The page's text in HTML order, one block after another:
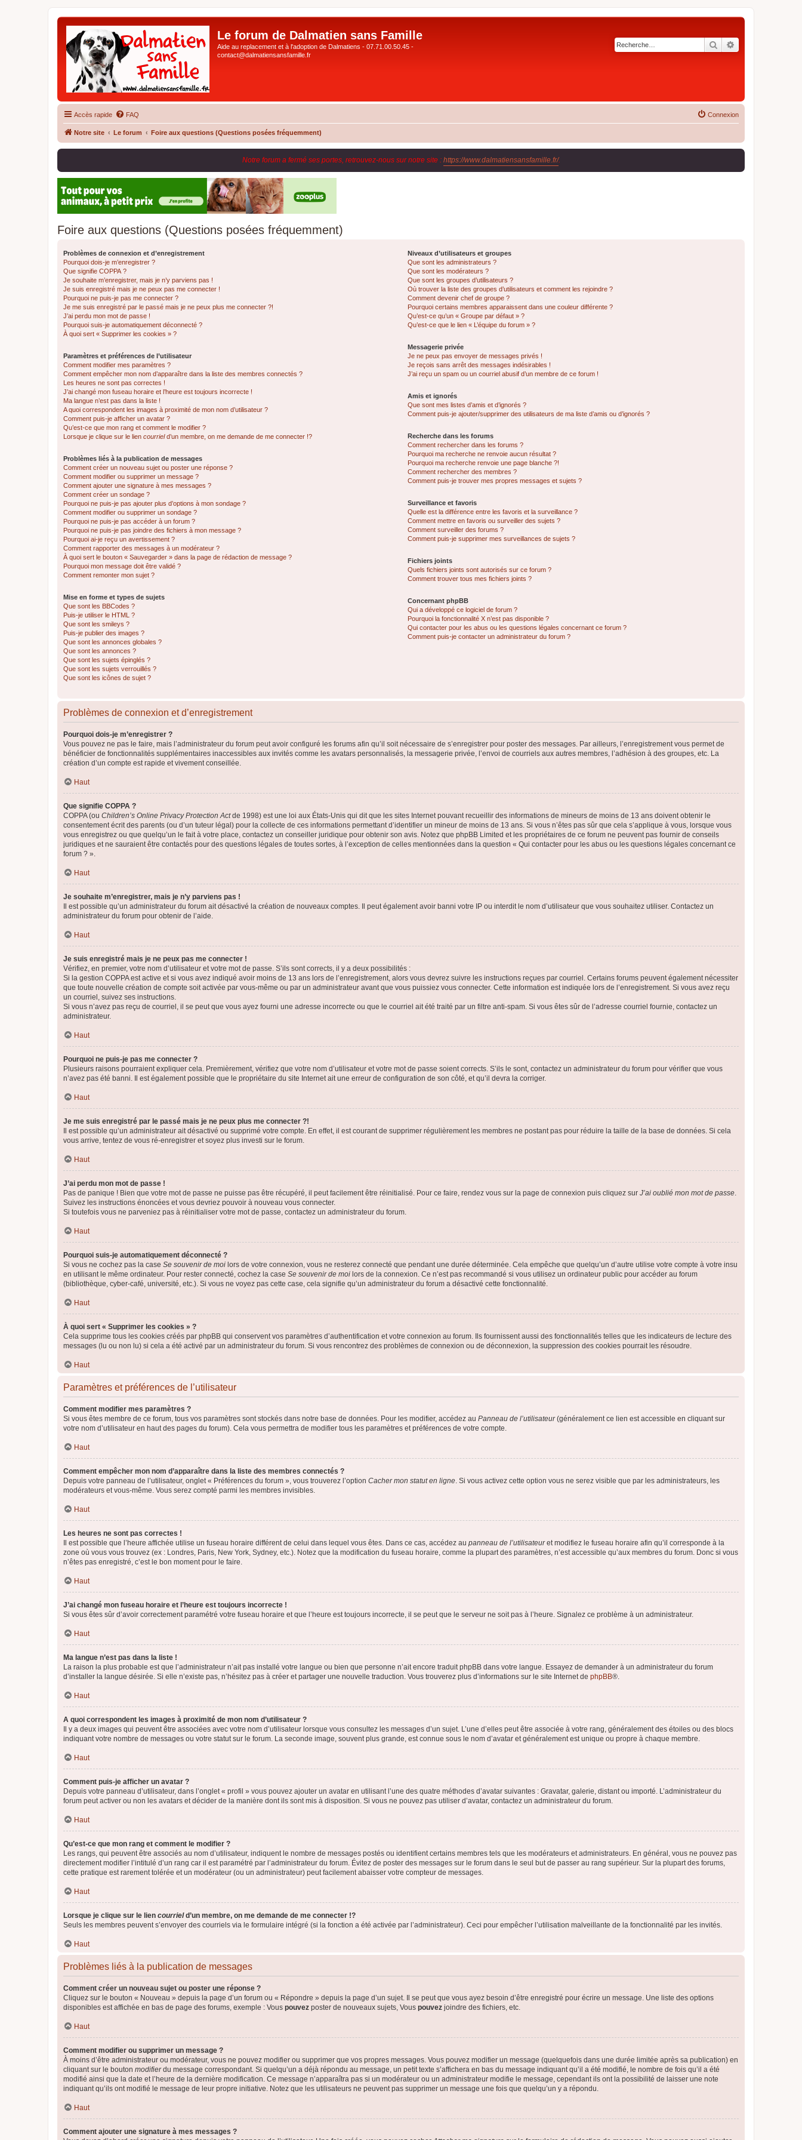
Le forum de Dalmatien sans Famille
Aide au replacement et à l'adoption de Dalmatiens - 07.71.00.50.45 -
contact@dalmatiensansfamille.fr
Rechercher
Accès rapide FAQ Connexion
Notre site Le forum Foire aux questions (Questions posées fréquemment)
Notre forum a fermé ses portes, retrouvez-nous sur notre site : https://www.dalmatiensansfamille.fr/.
Foire aux questions (Questions posées fréquemment)
Problèmes de connexion et d’enregistrement
Pourquoi dois-je m’enregistrer ?
Que signifie COPPA ?
Je souhaite m’enregistrer, mais je n’y parviens pas !
Je suis enregistré mais je ne peux pas me connecter !
Pourquoi ne puis-je pas me connecter ?
Je me suis enregistré par le passé mais je ne peux plus me connecter ?!
J’ai perdu mon mot de passe !
Pourquoi suis-je automatiquement déconnecté ?
À quoi sert « Supprimer les cookies » ?
Paramètres et préférences de l’utilisateur
Comment modifier mes paramètres ?
Comment empêcher mon nom d’apparaître dans la liste des membres connectés ?
Les heures ne sont pas correctes !
J’ai changé mon fuseau horaire et l’heure est toujours incorrecte !
Ma langue n’est pas dans la liste !
A quoi correspondent les images à proximité de mon nom d’utilisateur ?
Comment puis-je afficher un avatar ?
Qu’est-ce que mon rang et comment le modifier ?
Lorsque je clique sur le lien courrield’un membre, on me demande de me connecter !?
Problèmes liés à la publication de messages
Comment créer un nouveau sujet ou poster une réponse ?
Comment modifier ou supprimer un message ?
Comment ajouter une signature à mes messages ?
Comment créer un sondage ?
Pourquoi ne puis-je pas ajouter plus d’options à mon sondage ?
Comment modifier ou supprimer un sondage ?
Pourquoi ne puis-je pas accéder à un forum ?
Pourquoi ne puis-je pas joindre des fichiers à mon message ?
Pourquoi ai-je reçu un avertissement ?
Comment rapporter des messages à un modérateur ?
À quoi sert le bouton « Sauvegarder » dans la page de rédaction de message ?
Pourquoi mon message doit être validé ?
Comment remonter mon sujet ?
Mise en forme et types de sujets
Que sont les BBCodes ?
Puis-je utiliser le HTML ?
Que sont les smileys ?
Puis-je publier des images ?
Que sont les annonces globales ?
Que sont les annonces ?
Que sont les sujets épinglés ?
Que sont les sujets verrouillés ?
Que sont les icônes de sujet ?
Niveaux d’utilisateurs et groupes
Que sont les administrateurs ?
Que sont les modérateurs ?
Que sont les groupes d’utilisateurs ?
Où trouver la liste des groupes d’utilisateurs et comment les rejoindre ?
Comment devenir chef de groupe ?
Pourquoi certains membres apparaissent dans une couleur différente ?
Qu’est-ce qu’un « Groupe par défaut » ?
Qu’est-ce que le lien « L’équipe du forum » ?
Messagerie privée
Je ne peux pas envoyer de messages privés !
Je reçois sans arrêt des messages indésirables !
J’ai reçu un spam ou un courriel abusif d’un membre de ce forum !
Amis et ignorés
Que sont mes listes d’amis et d’ignorés ?
Comment puis-je ajouter/supprimer des utilisateurs de ma liste d’amis ou d’ignorés ?
Recherche dans les forums
Comment rechercher dans les forums ?
Pourquoi ma recherche ne renvoie aucun résultat ?
Pourquoi ma recherche renvoie une page blanche ?!
Comment rechercher des membres ?
Comment puis-je trouver mes propres messages et sujets ?
Surveillance et favoris
Quelle est la différence entre les favoris et la surveillance ?
Comment mettre en favoris ou surveiller des sujets ?
Comment surveiller des forums ?
Comment puis-je supprimer mes surveillances de sujets ?
Fichiers joints
Quels fichiers joints sont autorisés sur ce forum ?
Comment trouver tous mes fichiers joints ?
Concernant phpBB
Qui a développé ce logiciel de forum ?
Pourquoi la fonctionnalité X n’est pas disponible ?
Qui contacter pour les abus ou les questions légales concernant ce forum ?
Comment puis-je contacter un administrateur du forum ?
Problèmes de connexion et d’enregistrement
Pourquoi dois-je m’enregistrer ?
Vous pouvez ne pas le faire, mais l’administrateur du forum peut avoir configuré les forums afin qu’il soit nécessaire de s’enregistrer pour poster des messages. Par ailleurs, l’enregistrement vous permet de
bénéficier de fonctionnalités supplémentaires inaccessibles aux invités comme les avatars personnalisés, la messagerie privée, l’envoi de courriels aux autres membres, l’adhésion à des groupes, etc. La
création d’un compte est rapide et vivement conseillée.
Haut
Que signifie COPPA ?
COPPA (ou Children’s Online Privacy Protection Actde 1998) est une loi aux États-Unis qui dit que les sites Internet pouvant recueillir des informations de mineurs de moins de 13 ans doivent obtenir le
consentement écrit des parents (ou d’un tuteur légal) pour la collecte de ces informations permettant d’identifier un mineur de moins de 13 ans. Si vous n’êtes pas sûr que cela s’applique à vous, lorsque vous
vous enregistrez ou que quelqu’un le fait à votre place, contactez un conseiller juridique pour obtenir son avis. Notez que phpBB Limited et les propriétaires de ce forum ne peuvent pas fournir de conseils
juridiques et ne sauraient être contactés pour des questions légales de toutes sortes, à l’exception de celles mentionnées dans la question « Qui contacter pour les abus ou les questions légales concernant ce
forum ? ».
Haut
Je souhaite m’enregistrer, mais je n’y parviens pas !
Il est possible qu’un administrateur du forum ait désactivé la création de nouveaux comptes. Il peut également avoir banni votre IP ou interdit le nom d’utilisateur que vous souhaitez utiliser. Contactez un
administrateur du forum pour obtenir de l’aide.
Haut
Je suis enregistré mais je ne peux pas me connecter !
Vérifiez, en premier, votre nom d’utilisateur et votre mot de passe. S’ils sont corrects, il y a deux possibilités :
Si la gestion COPPA est active et si vous avez indiqué avoir moins de 13 ans lors de l’enregistrement, alors vous devrez suivre les instructions reçues par courriel. Certains forums peuvent également nécessiter
que toute nouvelle création de compte soit activée par vous-même ou par un administrateur avant que vous puissiez vous connecter. Cette information est indiquée lors de l’enregistrement. Si vous avez reçu
un courriel, suivez ses instructions.
Si vous n’avez pas reçu de courriel, il se peut que vous ayez fourni une adresse incorrecte ou que le courriel ait été traité par un filtre anti-spam. Si vous êtes sûr de l’adresse courriel fournie, contactez un
administrateur.
Haut
Pourquoi ne puis-je pas me connecter ?
Plusieurs raisons pourraient expliquer cela. Premièrement, vérifiez que votre nom d’utilisateur et votre mot de passe soient corrects. S’ils le sont, contactez un administrateur du forum pour vérifier que vous
n’avez pas été banni. Il est également possible que le propriétaire du site Internet ait une erreur de configuration de son côté, et qu’il devra la corriger.
Haut
Je me suis enregistré par le passé mais je ne peux plus me connecter ?!
Il est possible qu’un administrateur ait désactivé ou supprimé votre compte. En effet, il est courant de supprimer régulièrement les membres ne postant pas pour réduire la taille de la base de données. Si cela
vous arrive, tentez de vous ré-enregistrer et soyez plus investi sur le forum.
Haut
J’ai perdu mon mot de passe !
Pas de panique ! Bien que votre mot de passe ne puisse pas être récupéré, il peut facilement être réinitialisé. Pour ce faire, rendez vous sur la page de connexion puis cliquez sur J’ai oublié mon mot de passe.
Suivez les instructions énoncées et vous devriez pouvoir à nouveau vous connecter.
Si toutefois vous ne parveniez pas à réinitialiser votre mot de passe, contactez un administrateur du forum.
Haut
Pourquoi suis-je automatiquement déconnecté ?
Si vous ne cochez pas la case Se souvenir de moi lors de votre connexion, vous ne resterez connecté que pendant une durée déterminée. Cela empêche que quelqu’un d’autre utilise votre compte à votre insu
en utilisant le même ordinateur. Pour rester connecté, cochez la case Se souvenir de moi lors de la connexion. Ce n’est pas recommandé si vous utilisez un ordinateur public pour accéder au forum
(bibliothèque, cyber-café, université, etc.). Si vous ne voyez pas cette case, cela signifie qu’un administrateur du forum a désactivé cette fonctionnalité.
Haut
À quoi sert « Supprimer les cookies » ?
Cela supprime tous les cookies créés par phpBB qui conservent vos paramètres d’authentification et votre connexion au forum. Ils fournissent aussi des fonctionnalités telles que les indicateurs de lecture des
messages (lu ou non lu) si cela a été activé par un administrateur du forum. Si vous rencontrez des problèmes de connexion ou de déconnexion, la suppression des cookies pourrait les résoudre.
Haut
Paramètres et préférences de l’utilisateur
Comment modifier mes paramètres ?
Si vous êtes membre de ce forum, tous vos paramètres sont stockés dans notre base de données. Pour les modifier, accédez au Panneau de l’utilisateur(généralement ce lien est accessible en cliquant sur
votre nom d’utilisateur en haut des pages du forum). Cela vous permettra de modifier tous les paramètres et préférences de votre compte.
Haut
Comment empêcher mon nom d’apparaître dans la liste des membres connectés ?
Depuis votre panneau de l’utilisateur, onglet « Préférences du forum », vous trouverez l’option Cacher mon statut en ligne. Si vous activez cette option vous ne serez visible que par les administrateurs, les
modérateurs et vous-même. Vous serez compté parmi les membres invisibles.
Haut
Les heures ne sont pas correctes !
Il est possible que l’heure affichée utilise un fuseau horaire différent de celui dans lequel vous êtes. Dans ce cas, accédez au panneau de l’utilisateuret modifiez le fuseau horaire afin qu’il corresponde à la
zone où vous vous trouvez (ex : Londres, Paris, New York, Sydney, etc.). Notez que la modification du fuseau horaire, comme la plupart des paramètres, n’est accessible qu’aux membres du forum. Donc si vous
n’êtes pas enregistré, c’est le bon moment pour le faire.
Haut
J’ai changé mon fuseau horaire et l’heure est toujours incorrecte !
Si vous êtes sûr d’avoir correctement paramétré votre fuseau horaire et que l’heure est toujours incorrecte, il se peut que le serveur ne soit pas à l’heure. Signalez ce problème à un administrateur.
Haut
Ma langue n’est pas dans la liste !
La raison la plus probable est que l’administrateur n’ait pas installé votre langue ou bien que personne n’ait encore traduit phpBB dans votre langue. Essayez de demander à un administrateur du forum
d’installer la langue désirée. Si elle n’existe pas, n’hésitez pas à créer et partager une nouvelle traduction. Vous trouverez plus d’informations sur le site Internet de phpBB®.
Haut
A quoi correspondent les images à proximité de mon nom d’utilisateur ?
Il y a deux images qui peuvent être associées avec votre nom d’utilisateur lorsque vous consultez les messages d’un sujet. L’une d’elles peut être associée à votre rang, généralement des étoiles ou des blocs
indiquant votre nombre de messages ou votre statut sur le forum. La seconde image, souvent plus grande, est connue sous le nom d’avatar et généralement est unique ou propre à chaque membre.
Haut
Comment puis-je afficher un avatar ?
Depuis votre panneau d’utilisateur, dans l’onglet « profil » vous pouvez ajouter un avatar en utilisant l’une des quatre méthodes d’avatar suivantes : Gravatar, galerie, distant ou importé. L’administrateur du
forum peut activer ou non les avatars et décider de la manière dont ils sont mis à disposition. Si vous ne pouvez pas utiliser d’avatar, contactez un administrateur du forum.
Haut
Qu’est-ce que mon rang et comment le modifier ?
Les rangs, qui peuvent être associés au nom d’utilisateur, indiquent le nombre de messages postés ou identifient certains membres tels que les modérateurs et administrateurs. En général, vous ne pouvez pas
directement modifier l’intitulé d’un rang car il est paramétré par l’administrateur du forum. Évitez de poster des messages sur le forum dans le seul but de passer au rang supérieur. Sur la plupart des forums,
cette pratique est rarement tolérée et un modérateur (ou un administrateur) peut facilement abaisser votre compteur de messages.
Haut
Lorsque je clique sur le lien courrield’un membre, on me demande de me connecter !?
Seuls les membres peuvent s’envoyer des courriels via le formulaire intégré (si la fonction a été activée par l’administrateur). Ceci pour empêcher l’utilisation malveillante de la fonctionnalité par les invités.
Haut
Problèmes liés à la publication de messages
Comment créer un nouveau sujet ou poster une réponse ?
Cliquez sur le bouton « Nouveau » depuis la page d’un forum ou « Répondre » depuis la page d’un sujet. Il se peut que vous ayez besoin d’être enregistré pour écrire un message. Une liste des options
disponibles est affichée en bas de page des forums, exemple : Vous pouvez poster de nouveaux sujets, Vous pouvez joindre des fichiers, etc.
Haut
Comment modifier ou supprimer un message ?
À moins d’être administrateur ou modérateur, vous ne pouvez modifier ou supprimer que vos propres messages. Vous pouvez modifier un message (quelquefois dans une durée limitée après sa publication) en
cliquant sur le bouton modifierdu message correspondant. Si quelqu’un a déjà répondu au message, un petit texte s’affichera en bas du message indiquant qu’il a été modifié, le nombre de fois qu’il a été
modifié ainsi que la date et l’heure de la dernière modification. Ce message n’apparaîtra pas si un modérateur ou un administrateur modifie le message, cependant ils ont la possibilité de laisser une note
indiquant qu’ils ont modifié le message de leur propre initiative. Notez que les utilisateurs ne peuvent pas supprimer un message une fois que quelqu’un y a répondu.
Haut
Comment ajouter une signature à mes messages ?